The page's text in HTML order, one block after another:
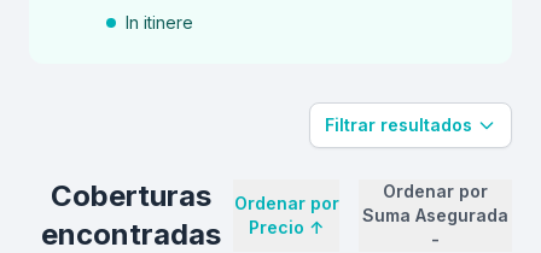
In itinere
Filtrar resultados
Coberturas
encontradas
Ordenar por
Precio ↑
Ordenar por
Suma Asegurada
-